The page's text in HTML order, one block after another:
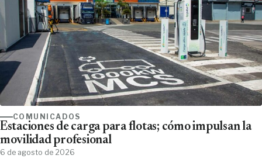
COMUNICADOS
Estaciones de carga para flotas; cómo impulsan la
movilidad profesional
6 de agosto de 2026